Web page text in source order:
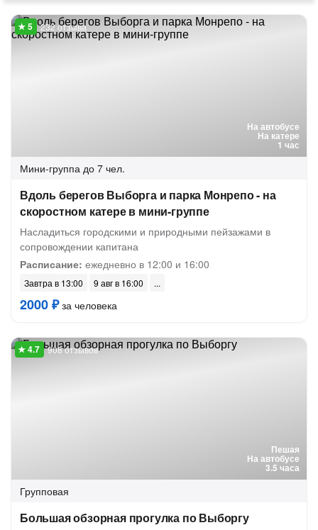
На автобусе
На катере
1 час
232 отзыва
Мини-группа до 7 чел.
Вдоль берегов Выборга и парка Монрепо - на
скоростном катере в мини-группе
Насладиться городскими и природными пейзажами в
сопровождении капитана
Расписание: ежедневно в 12:00 и 16:00
Завтра в 13:00 9 авг в 16:00
2000 ₽за человека
Пешая
На автобусе
3.5 часа
908 отзывов
Групповая
Большая обзорная прогулка по Выборгу